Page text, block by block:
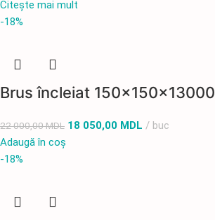
Citește mai mult
-18%
Brus încleiat 150x150x13000
22 000,00MDL 18 050,00 MDL
buc
Adaugă în coș
-18%